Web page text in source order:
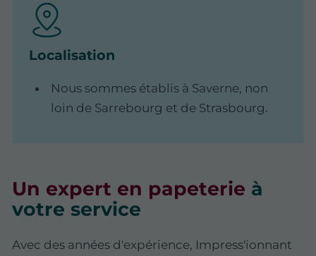
Localisation
Nous sommes établis à Saverne, non
loin de Sarrebourg et de Strasbourg.
Un expert en papeterie à
votre service
Avec des années d'expérience, Impress'ionnant